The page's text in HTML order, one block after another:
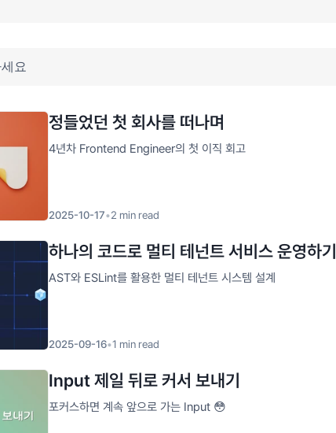
정들었던 첫 회사를 떠나며
4년차 Frontend Engineer의 첫 이직 회고
2025-10-17•2 min read
하나의 코드로 멀티 테넌트 서비스 운영하기
AST와 ESLint를 활용한 멀티 테넌트 시스템 설계
2025-09-16•1 min read
Input 제일 뒤로 커서 보내기
포커스하면 계속 앞으로 가는 Input 😳